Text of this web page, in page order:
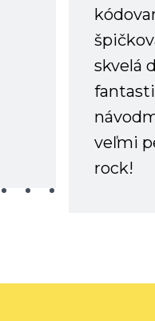
skvelá
veľmi
rock!